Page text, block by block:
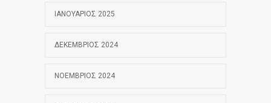
ΙΑΝΟΥΆΡΙΟΣ 2025
ΔΕΚΈΜΒΡΙΟΣ 2024
ΝΟΈΜΒΡΙΟΣ 2024